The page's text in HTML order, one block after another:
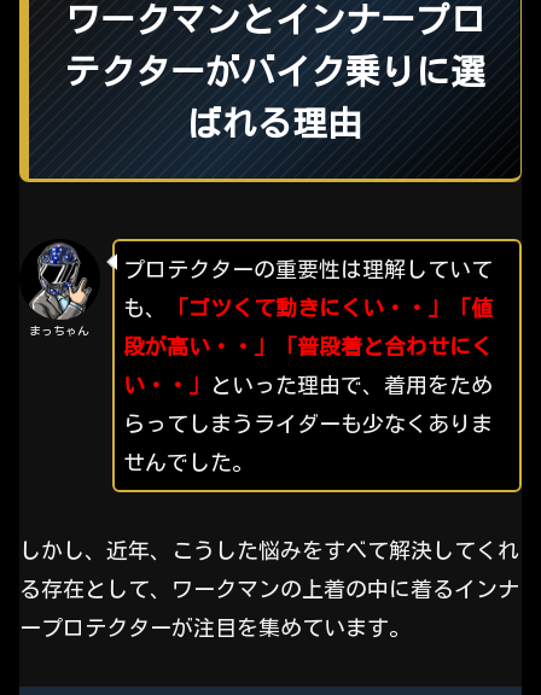
ワークマンとインナープロ
テクターがバイク乗りに選
ばれる理由
まっちゃん
プロテクターの重要性は理解していて
も、
「ゴツくて動きにくい・・」「値
段が高い・・」「普段着と合わせにく
い・・」
といった理由で、着用をため
らってしまうライダーも少なくありま
せんでした。
しかし、近年、こうした悩みをすべて解決してくれ
る存在として、ワークマンの上着の中に着るインナ
ープロテクターが注目を集めています。